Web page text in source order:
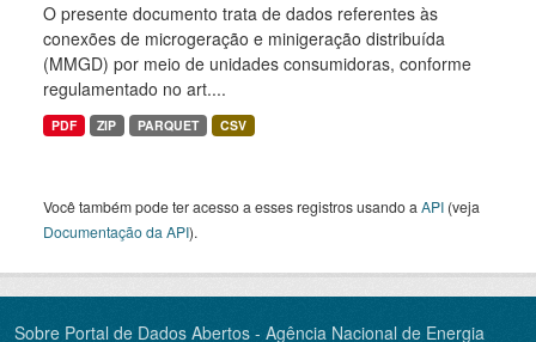
O presente documento trata de dados referentes às
conexões de microgeração e minigeração distribuída
(MMGD) por meio de unidades consumidoras, conforme
regulamentado no art....
PDF ZIP PARQUET CSV
Você também pode ter acesso a esses registros usando a API (veja
Documentação da API).
Sobre Portal de Dados Abertos - Agência Nacional de Energia